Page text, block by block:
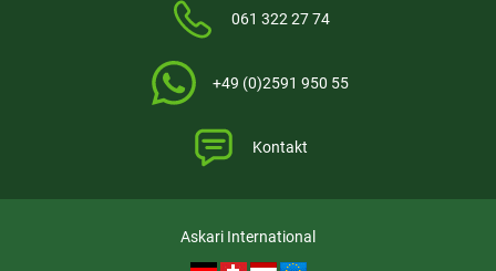
061 322 27 74
+49 (0)2591 950 55
Kontakt
Askari International